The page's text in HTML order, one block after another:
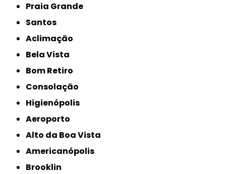
Praia Grande
Santos
Aclimação
Bela Vista
Bom Retiro
Consolação
Higienópolis
Aeroporto
Alto da Boa Vista
Americanópolis
Brooklin